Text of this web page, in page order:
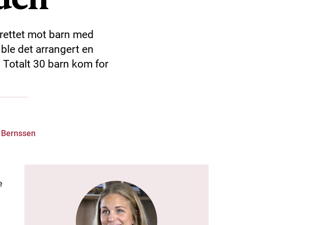
mot barn med
det arrangert en
30 barn kom for